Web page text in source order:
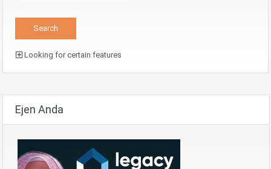
Looking for certain features
Ejen Anda